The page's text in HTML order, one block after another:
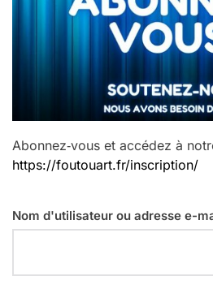
Abonnez‑vous et accédez à
https://foutouart.fr/inscription/
Nom d'utilisateur ou adresse e-